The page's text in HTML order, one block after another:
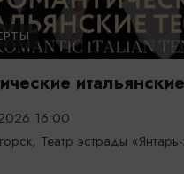
16:00
Театр эстрады